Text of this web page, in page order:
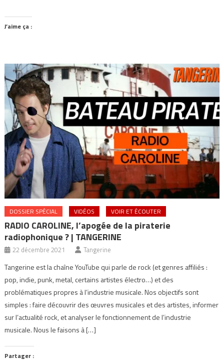
J’aime ça :
DOSSIER SPÉCIAL VIDÉOS VOIR ET ÉCOUTER
RADIO CAROLINE, l’apogée de la piraterie
radiophonique ? | TANGERINE
22 décembre 2021 Tangerine
Tangerine est la chaîne YouTube qui parle de rock (et genres affiliés :
pop, indie, punk, metal, certains artistes électro…) et des
problématiques propres à l’industrie musicale. Nos objectifs sont
simples : faire découvrir des œuvres musicales et des artistes, informer
sur l’actualité rock, et analyser le fonctionnement de l’industrie
musicale. Nous le faisons à […]
Partager :